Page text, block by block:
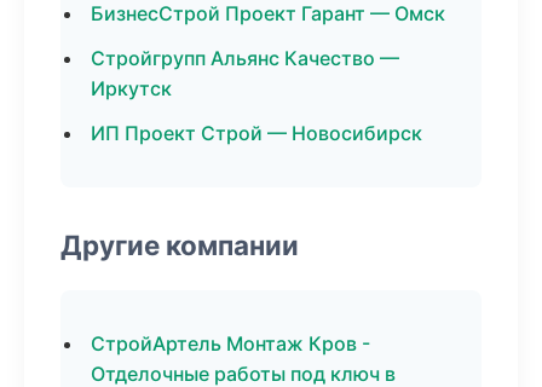
БизнесСтрой Проект Гарант — Омск
Стройгрупп Альянс Качество —
Иркутск
ИП Проект Строй — Новосибирск
Другие компании
СтройАртель Монтаж Кров -
Отделочные работы под ключ в